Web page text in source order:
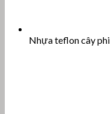
Nhựa teflon cây